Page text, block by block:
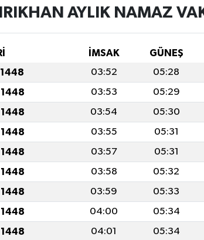
AYLIK NAMAZ
İMSAK GÜNEŞ
03:52 05:28
03:53 05:29
03:54 05:30
03:55 05:31
03:57 05:31
03:58 05:32
03:59 05:33
04:00 05:34
04:01 05:34